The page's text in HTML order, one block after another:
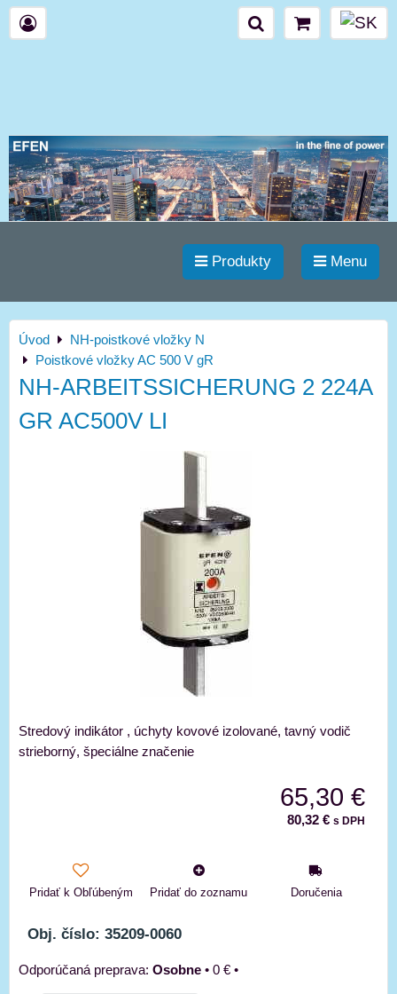
Produkty Menu
Úvod
NH-poistkové vložky N
Poistkové vložky AC 500 V gR
NH-ARBEITSSICHERUNG 2 224A
GR AC500V LI
Stredový indikátor , úchyty kovové izolované, tavný vodič
strieborný, špeciálne značenie
65,30 €
80,32 € s DPH
Pridať k Obľúbeným Pridať do zoznamu Doručenia
Obj. číslo: 35209-0060
Osobne • 0 € •